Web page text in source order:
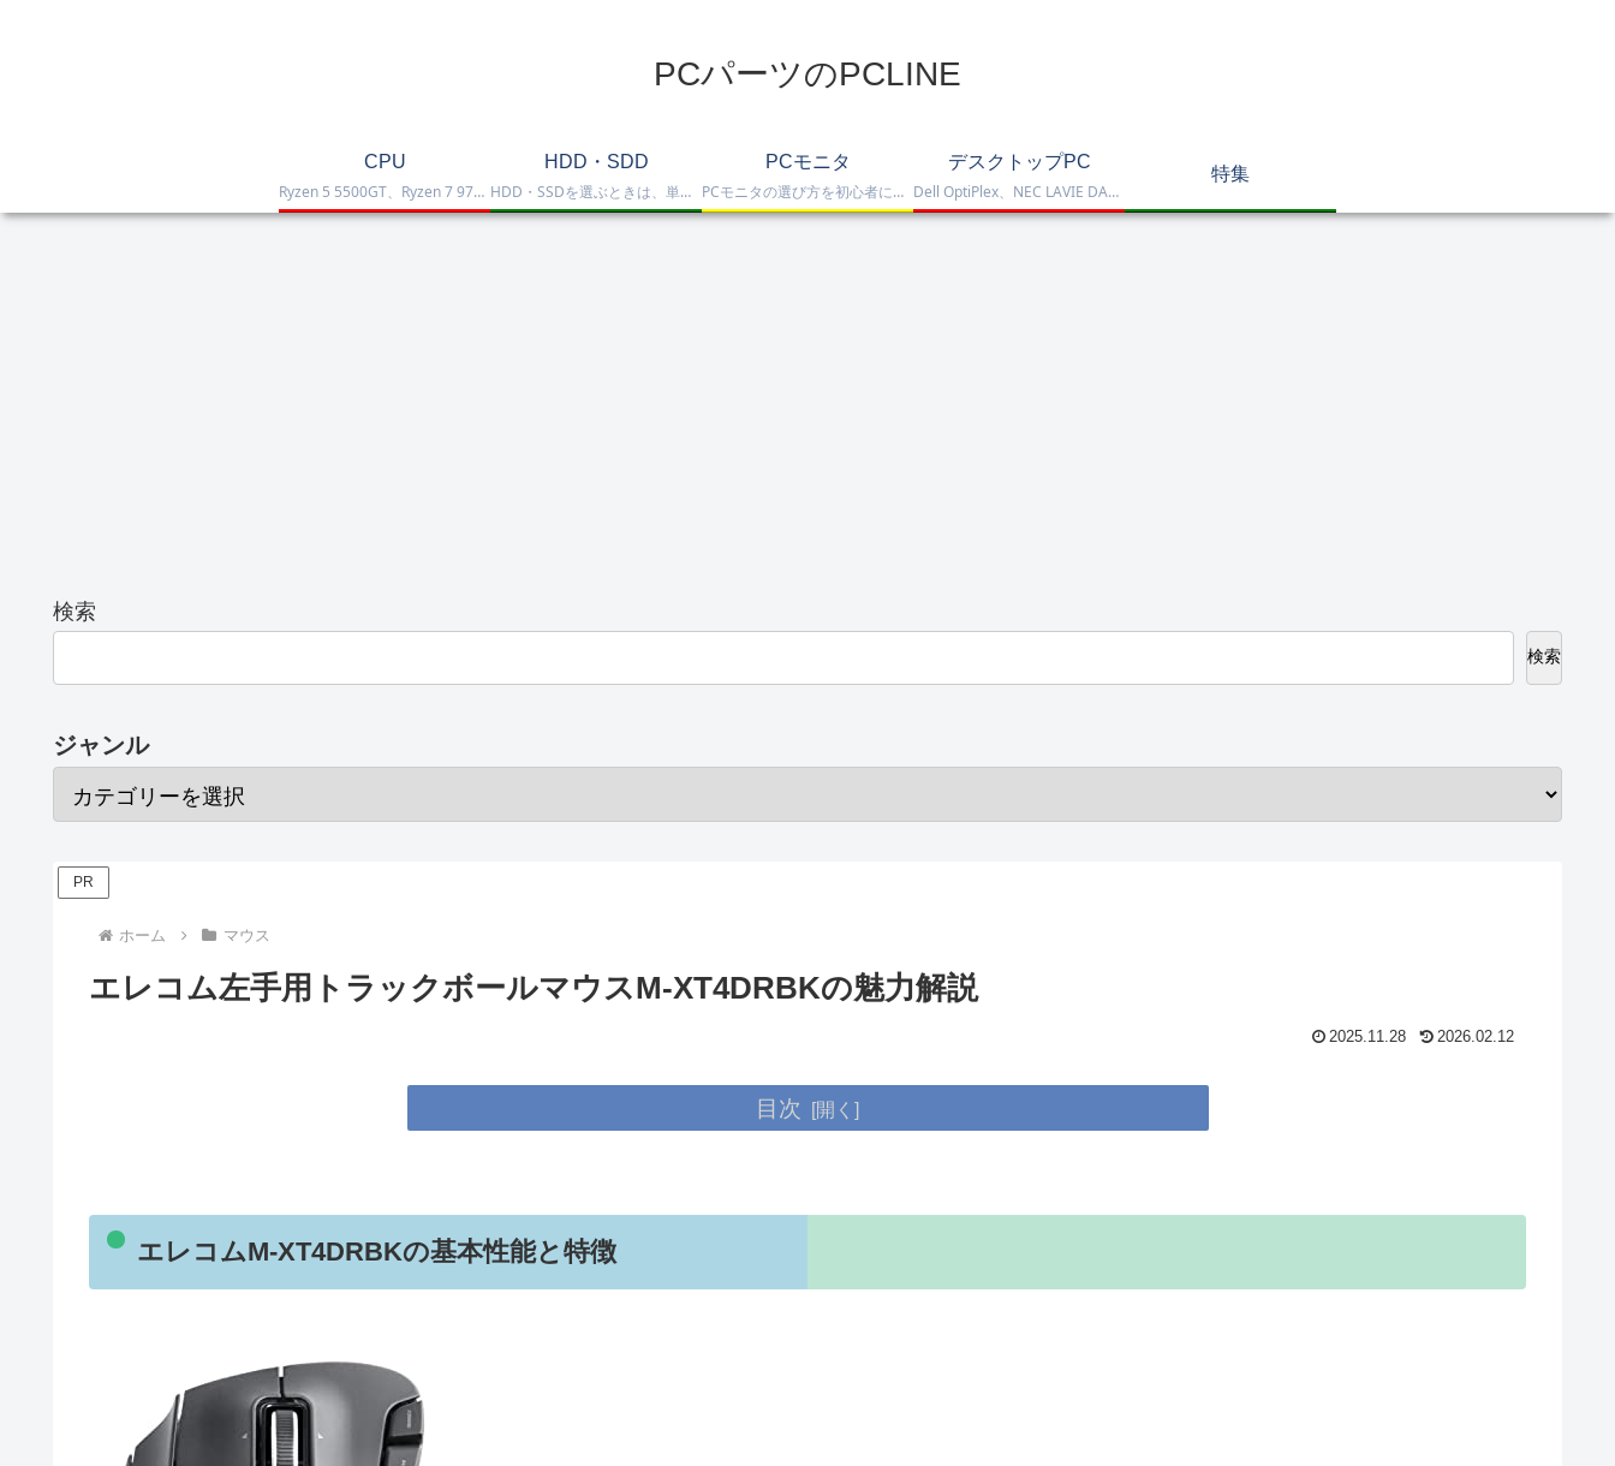
PCパーツのPCLINE
CPU
Ryzen 5 5500GT、Ryzen 7 9700X、Ryzen 7 9800X3D、Core Ultra 7 265K、Core i5-12400などを掲載したCPU一覧です。性能・価格・用途を比較しながら、自作PCやゲーミング向けの最適な1台を選べます。
HDD・SDD
HDD・SSDを選ぶときは、単に容量だけを見るのではなく、保存重視なのか、高速化したいのか、NAS運用なのか、外付けで使いたいのかまで整理して選ぶことが大切です。このカテゴリでは、HDDとSSDの基本的な違いを踏まえつつ、保存容量をしっかり確保したい方向けのHDD、高速起動や作業効率を重視したい方向けのSSD、さらにNAS向けHDDやNVMe SSD、SATA SSD、外付けストレージまで比較しや…
PCモニタ
PCモニタの選び方を初心者にも分かりやすく解説。ゲーミングモニタ、4K・高画質モニタ、モバイルモニタ、仕事・普段使い向けモニタまで、用途別に比較しやすくまとめています。
デスクトップPC
Dell OptiPlex、NEC LAVIE DA770、HP DT 24-cr2000、ASUS V470VAK、Dell 24 AIO EC24250などを掲載したデスクトップPC一覧です。一体型や整備済み品を比較しながら、用途に合うモデルを選べます。
特集
検索
検索
ジャンル
PR
ホーム マウス
エレコム左手用トラックボールマウスM-XT4DRBKの魅力解説
2025.11.28 2026.02.12
目次
エレコムM-XT4DRBKの基本性能と特徴